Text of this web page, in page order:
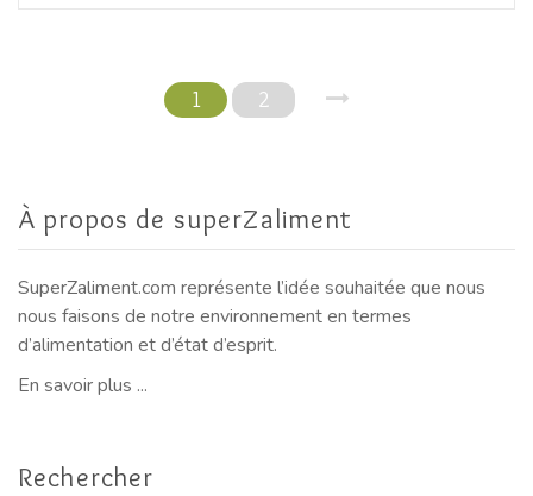
1 2
À propos de superZaliment
SuperZaliment.com représente l’idée souhaitée que nous
nous faisons de notre environnement en termes
d’alimentation et d’état d’esprit.
En savoir plus ...
Rechercher